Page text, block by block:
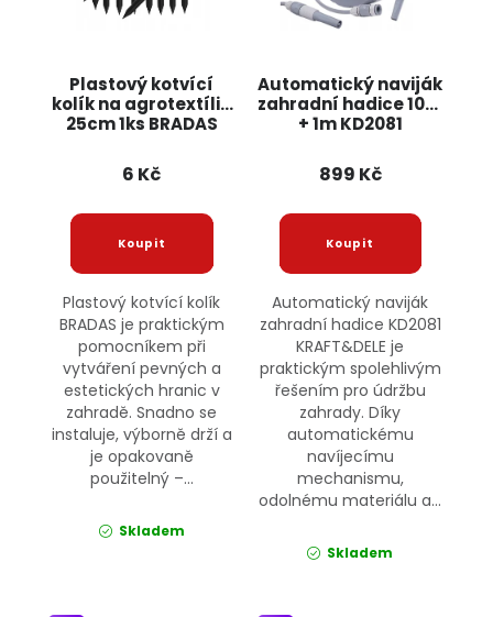
Plastový kotvící
kolík na agrotextílie
25cm 1ks BRADAS
6 Kč
Plastový kotvící kolík
BRADAS je praktickým
pomocníkem při
vytváření pevných a
estetických hranic v
zahradě. Snadno se
instaluje, výborně drží a
je opakovaně
použitelný –...
Skladem
Automatický naviják
zahradní hadice 10m
+ 1m KD2081
899 Kč
Automatický naviják
zahradní hadice KD2081
KRAFT&DELE je
praktickým spolehlivým
řešením pro údržbu
zahrady. Díky
automatickému
navíjecímu
mechanismu,
odolnému materiálu a...
Skladem